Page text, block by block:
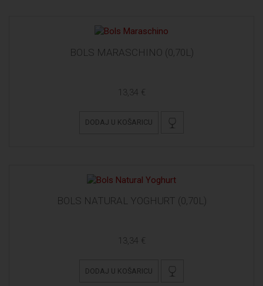
BOLS MARASCHINO (0,70L)
13,34 €
DODAJ U KOŠARICU
BOLS NATURAL YOGHURT (0,70L)
13,34 €
DODAJ U KOŠARICU